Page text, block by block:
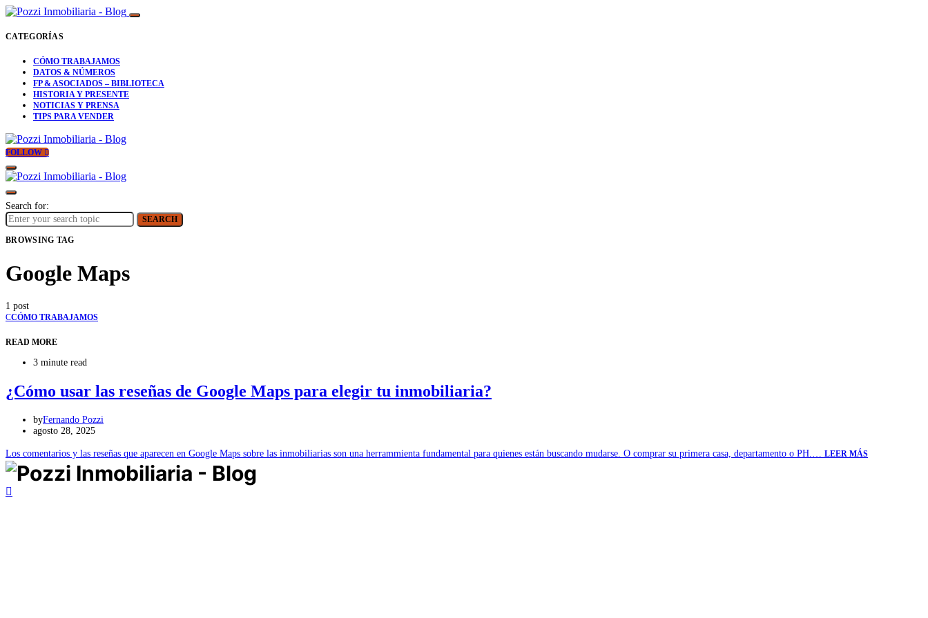
CATEGORÍAS
CÓMO TRABAJAMOS
DATOS & NÚMEROS
FP & ASOCIADOS – BIBLIOTECA
HISTORIA Y PRESENTE
NOTICIAS Y PRENSA
TIPS PARA VENDER
FOLLOW
Search for:
SEARCH
BROWSING TAG
Google Maps
1 post
CCÓMO TRABAJAMOS
READ MORE
3 minute read
¿Cómo usar las reseñas de Google Maps para elegir tu inmobiliaria?
byFernando Pozzi
agosto 28, 2025
Los comentarios y las reseñas que aparecen en Google Maps sobre las inmobiliarias son una herrammienta fundamental para quienes están buscando mudarse. O comprar su primera casa, departamento o PH.… LEER MÁS